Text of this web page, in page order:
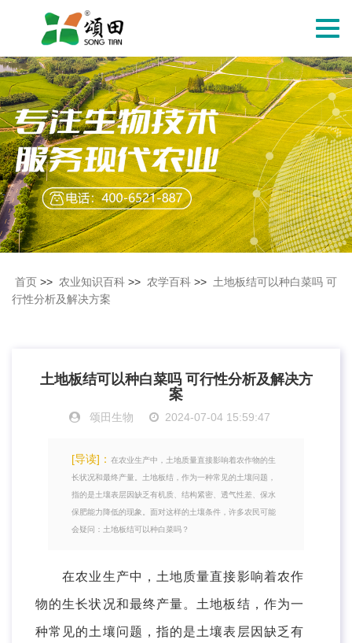
切
导
航
首页 >> 农业知识百科 >> 农学百科 >> 土地板结可以种白菜吗 可
行性分析及解决方案
土地板结可以种白菜吗 可行性分析及解决方
案
颂田生物 2024-07-04 15:59:47
[导读]： 在农业生产中，土地质量直接影响着农作物的生
长状况和最终产量。土地板结，作为一种常见的土壤问题，
指的是土壤表层因缺乏有机质、结构紧密、透气性差、保水
保肥能力降低的现象。面对这样的土壤条件，许多农民可能
会疑问：土地板结可以种白菜吗？
在农业生产中，土地质量直接影响着农作
物的生长状况和最终产量。土地板结，作为一
种常见的土壤问题，指的是土壤表层因缺乏有